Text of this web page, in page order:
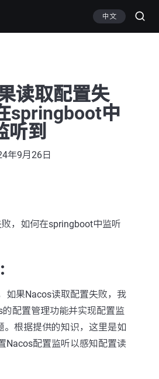
中文
读取配置失
springboot中
听到
年9月26日
，如何在springboot中监听
如果Nacos读取配置失败，我
配置管理功能并实现配置监
。根据提供的知识，这里是如
Nacos配置监听以感知配置读